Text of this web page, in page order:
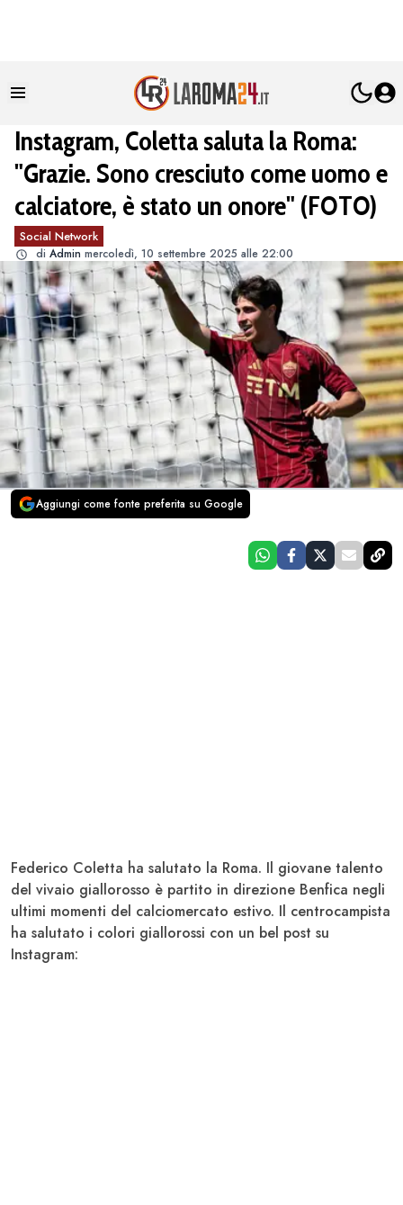
Instagram, Coletta saluta la Roma:
"Grazie. Sono cresciuto come uomo e
calciatore, è stato un onore" (FOTO)
Social Network
di Admin mercoledì, 10 settembre 2025 alle 22:00
Aggiungi come fonte preferita su Google
Federico Coletta ha salutato la Roma. Il giovane talento
del vivaio giallorosso è partito in direzione Benfica negli
ultimi momenti del calciomercato estivo. Il centrocampista
ha salutato i colori giallorossi con un bel post su
Instagram: